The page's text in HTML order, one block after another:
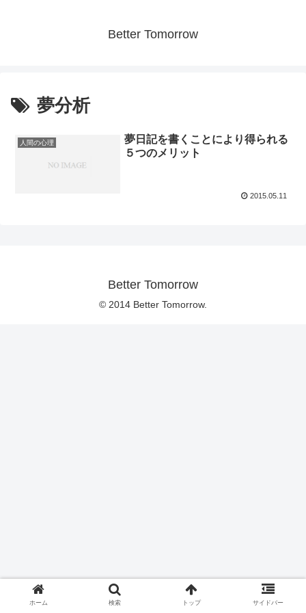
Better Tomorrow
夢分析
人間の心理
夢日記を書くことにより得られる
５つのメリット
2015.05.11
Better Tomorrow
© 2014 Better Tomorrow.
ホーム 検索 トップ サイドバー